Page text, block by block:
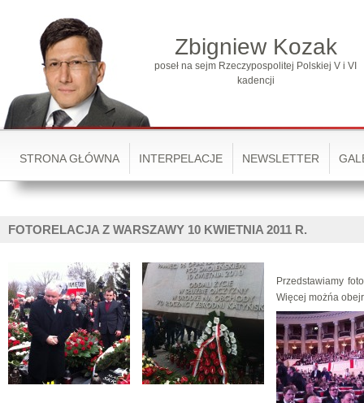
Zbigniew Kozak
poseł na sejm Rzeczypospolitej Polskiej V i VI
kadencji
STRONA GŁÓWNA INTERPELACJE NEWSLETTER
FOTORELACJA Z WARSZAWY 10 KWIETNIA 2011 R.
Przedstawiamy
Więcej możńa